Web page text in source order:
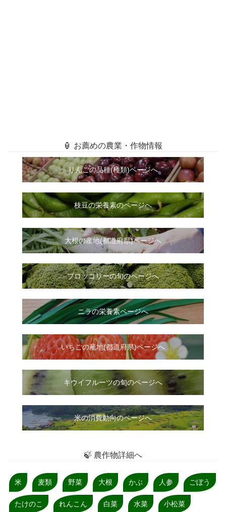
🏮 お薦めの農業・作物情報
りんごの品種(種類)ページへ
枝豆の栄養素のページへ
大根の産地(都道府県)ページへ
ブロッコリーの旬のページへ
ニラの栄養素ページへ
いちごの産地(都道府県)ページへ
キウイフルーツの旬のページへ
米の消費動向のページへ
🍃 農作物詳細へ
米 麦類 野菜 大根 かぶ 人参 ごぼう
たけのこ れんこん 白菜 水菜 小松菜